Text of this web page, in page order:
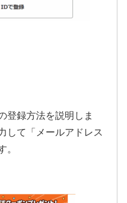
登録方法を説明しま
して「メールアドレス
。